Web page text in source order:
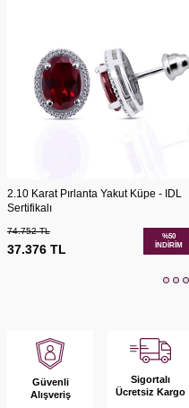
2.10 Karat Pırlanta Yakut Küpe - IDL
Sertifikalı
74.752TL
37.376 TL
%50
İNDIRIM
Güvenli
Alışveriş
Sigortalı
Ücretsiz Kargo